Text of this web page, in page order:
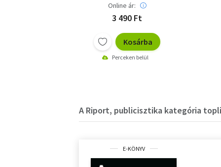
Online ár:
3 490 Ft
Kosárba
Perceken belül
A Riport, publicisztika kategória
E-KÖNYV